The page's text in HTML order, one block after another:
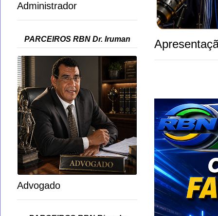
Administrador
PARCEIROS RBN Dr. Iruman
Advogado